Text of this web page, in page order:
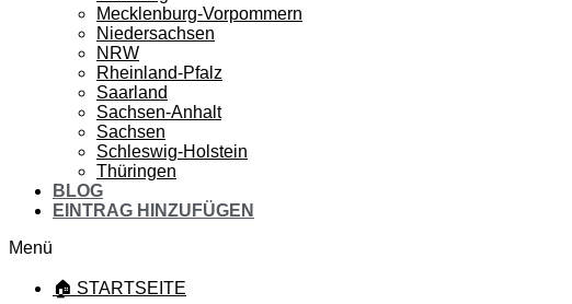
Mecklenburg-Vorpommern
Niedersachsen
NRW
Rheinland-Pfalz
Saarland
Sachsen-Anhalt
Sachsen
Schleswig-Holstein
Thüringen
BLOG
EINTRAG HINZUFÜGEN
Menü
🏠 STARTSEITE